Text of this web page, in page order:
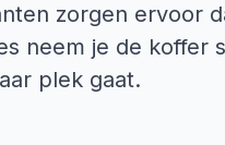
zorgen ervoor
neem je de koffer
plek gaat.